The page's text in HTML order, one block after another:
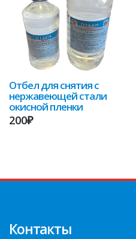
Отбел для снятия с
нержавеющей стали
окисной пленки
200₽
Контакты